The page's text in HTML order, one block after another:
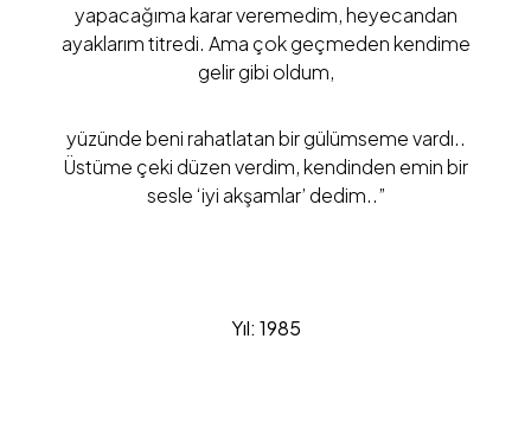
yapacağıma karar veremedim, heyecandan
ayaklarım titredi. Ama çok geçmeden kendime
gelir gibi oldum,
yüzünde beni rahatlatan bir gülümseme vardı..
Üstüme çeki düzen verdim, kendinden emin bir
sesle ‘iyi akşamlar’ dedim..”
Yıl: 1985